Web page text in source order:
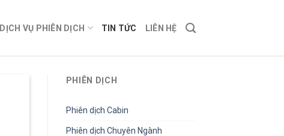
DỊCH VỤ PHIÊN DỊCH TIN TỨC LIÊN HỆ
PHIÊN DỊCH
Phiên dịch Cabin
Phiên dịch Chuyên Ngành